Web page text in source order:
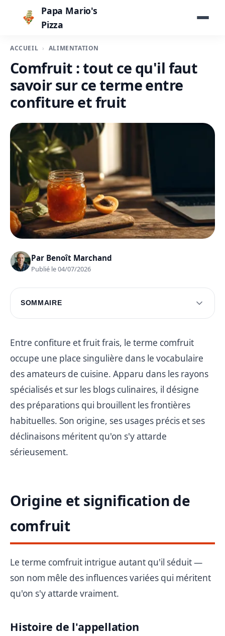
Papa Mario's
Pizza
ACCUEIL ALIMENTATION
Comfruit : tout ce qu'il faut
savoir sur ce terme entre
confiture et fruit
Par Benoît Marchand
Publié le 04/07/2026
SOMMAIRE
Origine et signification de comfruit
Usages et recettes autour du comfruit
Bienfaits et caractéristiques nutritionnelles
Questions fréquentes
Entre confiture et fruit frais, le terme comfruit
occupe une place singulière dans le vocabulaire
des amateurs de cuisine. Apparu dans les rayons
spécialisés et sur les blogs culinaires, il désigne
des préparations qui brouillent les frontières
habituelles. Son origine, ses usages précis et ses
déclinaisons méritent qu'on s'y attarde
sérieusement.
Origine et signification de
comfruit
Le terme comfruit intrigue autant qu'il séduit —
son nom mêle des influences variées qui méritent
qu'on s'y attarde vraiment.
Histoire de l'appellation